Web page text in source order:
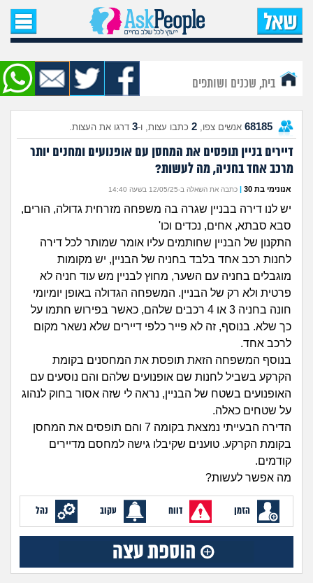
עמוד הבית
שאל שאלה
שאלות חדשות
שאלות שעוררו עניין
מה קורה כאן?
מתחם הטיפים
מדורים
זוגיות
הורות ומשפחה
מתבגרים
לימודים וסטודנטים
עבודה וקריירה
חברים ואנשים
חיפוש שאלות
בית, שכנים ושותפים
68185 אנשים צפו, 2 כתבו עצות, ו-3 דרגו את העצות.
דיירים בניין תופסים את המחסן עם אופנועים ומחנים יותר
מרכב אחד בחניה, מה לעשות?
אנונימי בת 30 | כתבה את השאלה ב-12/05/25 בשעה 14:40
יש לנו דירה בבניין שגרה בה משפחה מזרחית גדולה, הורים,
סבא סבתא, אחים, נכדים וכו'
התקנון של הבניין שחותמים עליו אומר שמותר לכל דירה
לחנות רכב אחד בלבד בחניה של הבניין, יש מקומות
מוגבלים בחניה עם השער, מחוץ לבניין מש עוד חניה לא
פרטית ולא רק של הבניין. המשפחה הגדולה באופן יומיומי
חונה בחניה 3 או 4 רכבים שלהם, כאשר בפירוש חתמו על
כך שלא. בנוסף, זה לא פייר כלפי דיירים שלא נשאר מקום
לרכב אחד.
בנוסף המשפחה הזאת תופסת את המחסנים בקומת
הקרקע בשביל לחנות שם אופנועים שלהם והם נוסעים עם
האופנועים בשטח של הבניין, נראה לי שזה אסור בחוק לנהוג
על שטחים כאלה.
הדירה הבעייתי נמצאת בקומה 7 והם תופסים את המחסן
בקומת הקרקע. טוענים שקיבלו גישה למחסם מדיירים
קודמים.
מה אפשר לעשות?
הזמן דווח עקוב נהל